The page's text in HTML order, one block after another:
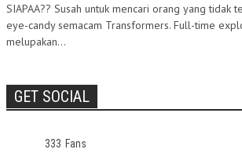
SIAPAA?? Susah untuk mencari orang yang tidak
eye-candy semacam Transformers. Full-time
melupakan...
GET SOCIAL
333 Fans